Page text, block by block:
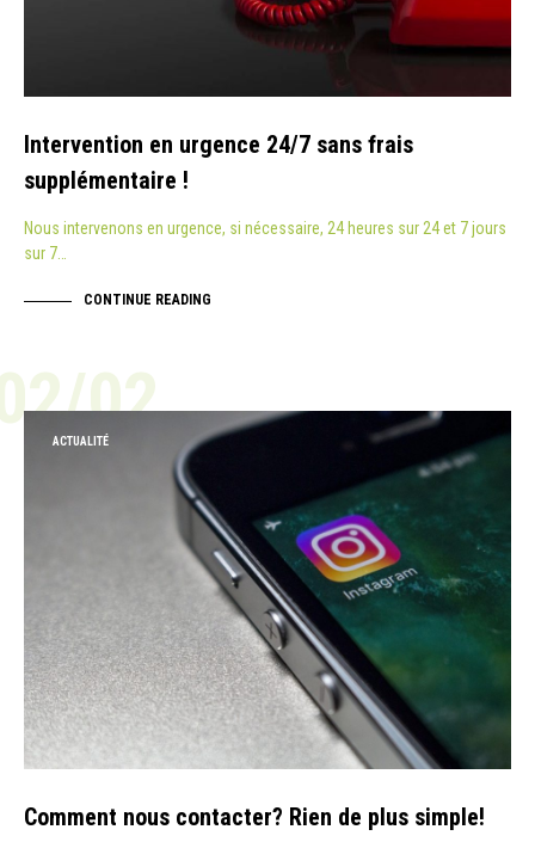
Intervention en urgence 24/7 sans frais
supplémentaire !
Nous intervenons en urgence, si nécessaire, 24 heures sur 24 et 7 jours
sur 7…
CONTINUE READING
02
ACTUALITÉ
Comment nous contacter? Rien de plus simple!